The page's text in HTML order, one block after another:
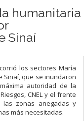
humanitaria
Sinaí
los sectores María
Sinaí, que se inundaron
autoridad de la
CNEL y el frente
las zonas anegadas y
más necesitadas.